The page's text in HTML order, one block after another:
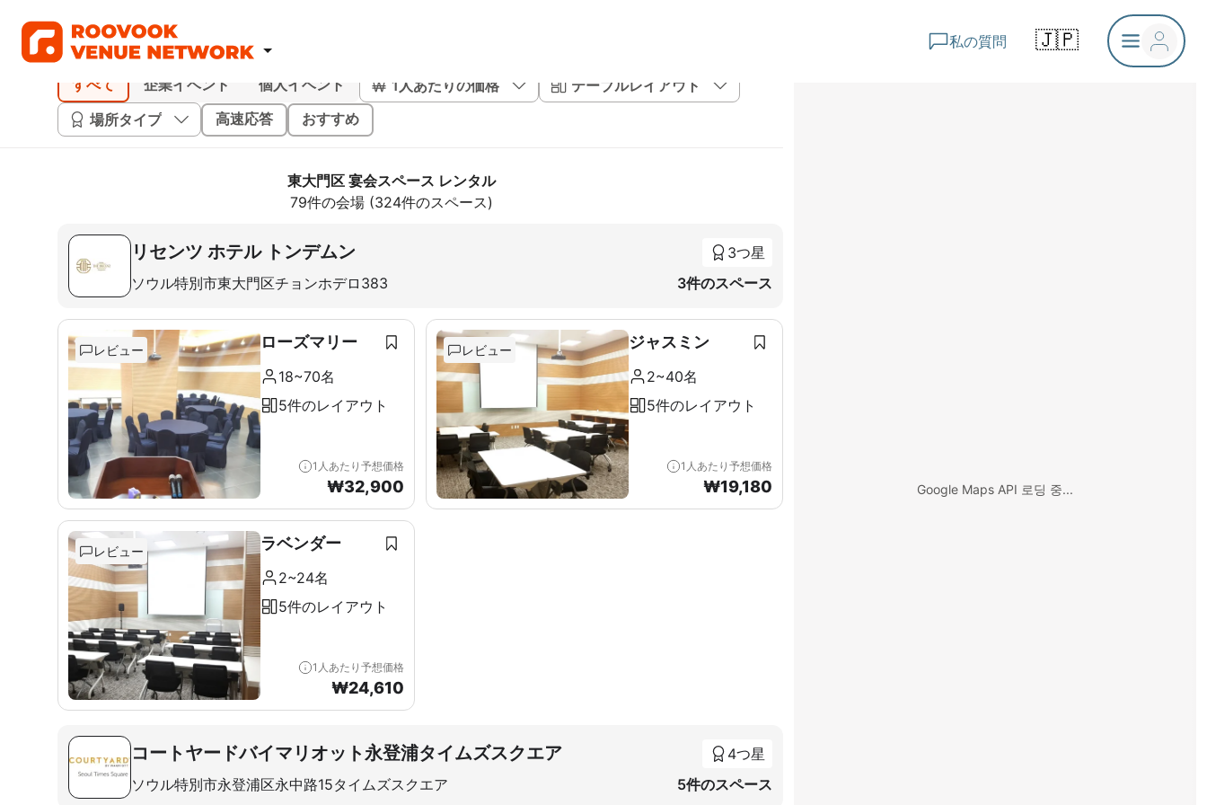
私の質問 🇯🇵
すべて 企業イベント 個人イベント 1人あたりの価格
テーブルレイアウト
場所タイプ
高速応答 おすすめ
東大門区 宴会スペース レンタル
79件の会場 (324件のスペース)
リセンツ ホテル トンデムン
ソウル特別市東大門区チョンホデロ383
3つ星
3件のスペース
レビュー ローズマリー
18~70名
5件のレイアウト
1人あたり予想価格
₩32,900
レビュー ジャスミン
2~40名
5件のレイアウト
1人あたり予想価格
₩19,180
レビュー ラベンダー
2~24名
5件のレイアウト
1人あたり予想価格
₩24,610
コートヤードバイマリオット永登浦タイムズスクエア
ソウル特別市永登浦区永中路15タイムズスクエア
4つ星
5件のスペース
Google Maps API 로딩 중...